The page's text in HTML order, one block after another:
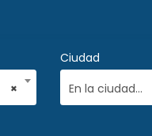
×
Ciudad
En la ciudad...